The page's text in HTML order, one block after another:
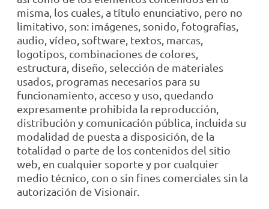
misma, los cuales, a título enunciativo, pero no
limitativo, son: imágenes, sonido, fotografías,
audio, vídeo, software, textos, marcas,
logotipos, combinaciones de colores,
estructura, diseño, selección de materiales
usados, programas necesarios para su
funcionamiento, acceso y uso, quedando
expresamente prohibida la reproducción,
distribución y comunicación pública, incluida su
modalidad de puesta a disposición, de la
totalidad o parte de los contenidos del sitio
web, en cualquier soporte y por cualquier
medio técnico, con o sin fines comerciales sin la
autorización de Visionair.